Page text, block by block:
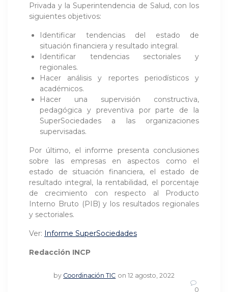
Privada y la Superintendencia de Salud, con los
siguientes objetivos:
Identificar tendencias del estado de
situación financiera y resultado integral.
Identificar tendencias sectoriales y
regionales.
Hacer análisis y reportes periodísticos y
académicos.
Hacer una supervisión constructiva,
pedagógica y preventiva por parte de la
SuperSociedades a las organizaciones
supervisadas.
Por último, el informe presenta conclusiones
sobre las empresas en aspectos como el
estado de situación financiera, el estado de
resultado integral, la rentabilidad, el porcentaje
de crecimiento con respecto al Producto
Interno Bruto (PIB) y los resultados regionales
y sectoriales.
Ver: Informe SuperSociedades
Redacción INCP
by Coordinación TIC on 12 agosto, 2022
0